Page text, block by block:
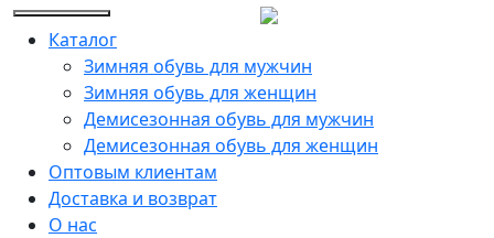
Каталог
Зимняя обувь для мужчин
Зимняя обувь для женщин
Демисезонная обувь для мужчин
Демисезонная обувь для женщин
Оптовым клиентам
Доставка и возврат
О нас